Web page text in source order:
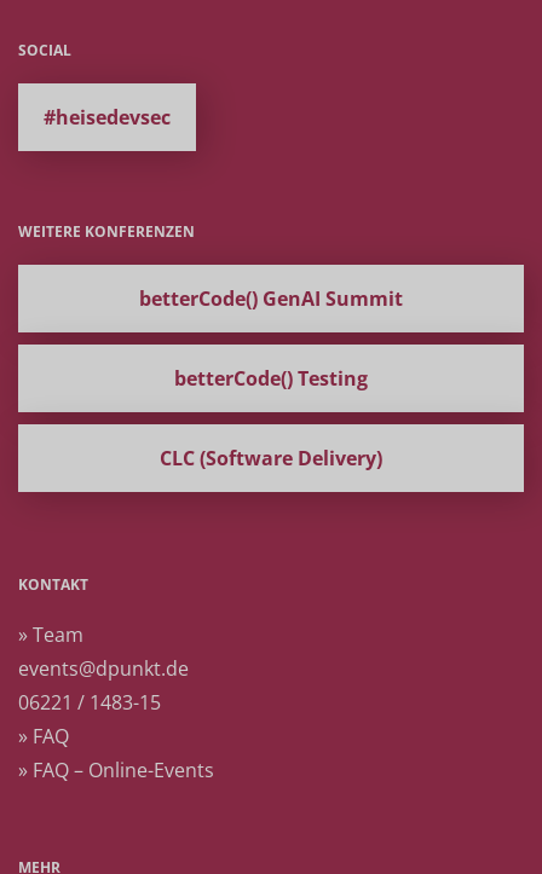
SOCIAL
#heisedevsec
WEITERE KONFERENZEN
betterCode() GenAI Summit
betterCode() Testing
CLC (Software Delivery)
KONTAKT
» Team
events@dpunkt.de
06221 / 1483-15
» FAQ
» FAQ – Online-Events
MEHR